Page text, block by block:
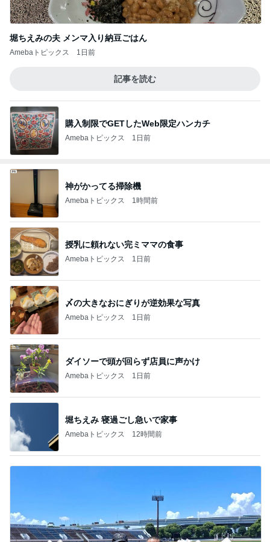
堀ちえみの夫 メンマ入り納豆ごはん
Amebaトピックス 1日前
記事を読む
購入制限でGETしたWeb限定ハンカチ
Amebaトピックス 1日前
神がかってる掃除機
Amebaトピックス 1時間前
授乳に頼れない完ミママの食事
Amebaトピックス 1日前
〆の大きなおにぎりが逆効果な写真
Amebaトピックス 1日前
ダイソーで頭が回らず店員に声かけ
Amebaトピックス 1日前
堀ちえみ 寝過ごし急いで家事
Amebaトピックス 12時間前